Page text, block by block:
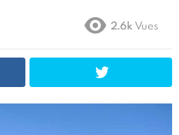
2.6k Vues